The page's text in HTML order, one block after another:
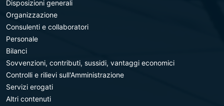
Disposizioni generali
Organizzazione
Consulenti e collaboratori
Personale
Bilanci
Sovvenzioni, contributi, sussidi, vantaggi economici
Controlli e rilievi sull'Amministrazione
Servizi erogati
Altri contenuti